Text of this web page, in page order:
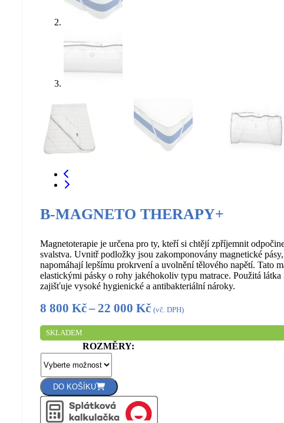
B-MAGNETO THERAPY+
Magnetoterapie je určena pro ty, kteří si chtějí zpříjemnit
svalstva. Uvnitř podložky jsou zakomponovány magnetické
napomáhají lepšímu prokrvení a uvolnění tělového napětí. Tato
elastickými pásky o rohy jakéhokoliv typu matrace. Použitá
zajišťuje vysoké hygienické a antibakteriální nároky.
8 800 Kč–22 000 KčRozpětí
cen:
8
000 Kč
(vč. DPH)
SKLADEM
ROZMĚRY
DO KOŠÍKU